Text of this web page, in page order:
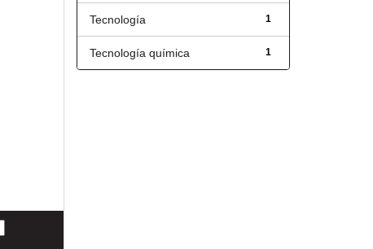
1
Tecnología
1
Tecnología química